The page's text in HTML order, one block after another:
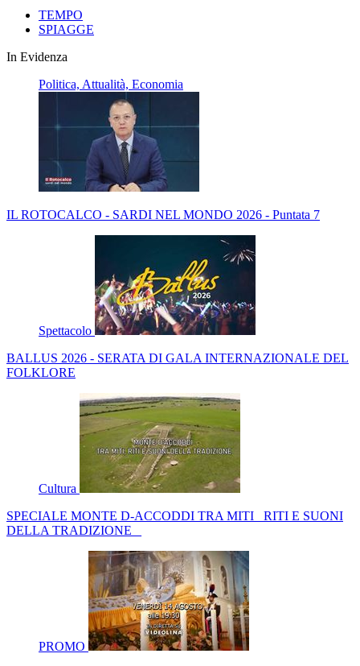
TEMPO
SPIAGGE
In Evidenza
Politica, Attualità, Economia
IL ROTOCALCO - SARDI NEL MONDO 2026 - Puntata 7
Spettacolo
BALLUS 2026 - SERATA DI GALA INTERNAZIONALE DEL
FOLKLORE
Cultura
SPECIALE MONTE D-ACCODDI TRA MITI _RITI E SUONI
DELLA TRADIZIONE _
PROMO